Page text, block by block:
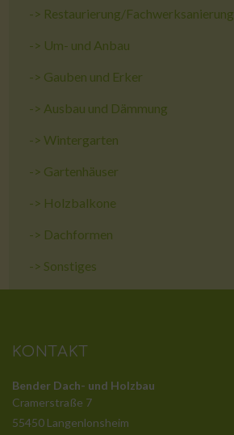
-> Restaurierung/Fachwerksanierung
-> Um- und Anbau
-> Gauben und Erker
-> Ausbau und Dämmung
->Wintergarten
-> Gartenhäuser
-> Holzbalkone
-> Dachformen
-> Sonstiges
KONTAKT
Bender Dach- und Holzbau
Cramerstraße 7
55450 Langenlonsheim